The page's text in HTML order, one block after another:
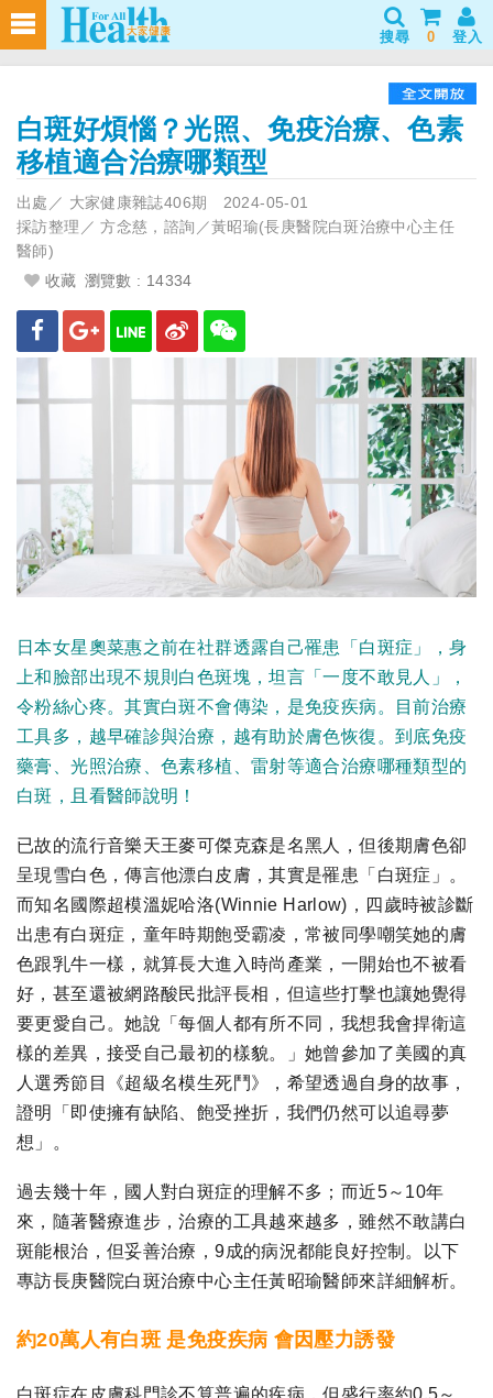
搜尋 0 登入
白斑好煩惱？光照、免疫治療、色素
移植適合治療哪類型
出處／ 大家健康雜誌406期 2024-05-01
採訪整理／ 方念慈，諮詢／黃昭瑜(長庚醫院白斑治療中心主任
醫師)
收藏 瀏覽數 : 14334
日本女星奧菜惠之前在社群透露自己罹患「白斑症」，身
上和臉部出現不規則白色斑塊，坦言「一度不敢見人」，
令粉絲心疼。其實白斑不會傳染，是免疫疾病。目前治療
工具多，越早確診與治療，越有助於膚色恢復。到底免疫
藥膏、光照治療、色素移植、雷射等適合治療哪種類型的
白斑，且看醫師說明！
已故的流行音樂天王麥可傑克森是名黑人，但後期膚色卻
呈現雪白色，傳言他漂白皮膚，其實是罹患「白斑症」。
而知名國際超模溫妮哈洛(Winnie Harlow)，四歲時被診斷
出患有白斑症，童年時期飽受霸凌，常被同學嘲笑她的膚
色跟乳牛一樣，就算長大進入時尚產業，一開始也不被看
好，甚至還被網路酸民批評長相，但這些打擊也讓她覺得
要更愛自己。她說「每個人都有所不同，我想我會捍衛這
樣的差異，接受自己最初的樣貌。」她曾參加了美國的真
人選秀節目《超級名模生死鬥》，希望透過自身的故事，
證明「即使擁有缺陷、飽受挫折，我們仍然可以追尋夢
想」。
過去幾十年，國人對白斑症的理解不多；而近5～10年
來，隨著醫療進步，治療的工具越來越多，雖然不敢講白
斑能根治，但妥善治療，9成的病況都能良好控制。以下
專訪長庚醫院白斑治療中心主任黃昭瑜醫師來詳細解析。
約20萬人有白斑 是免疫疾病 會因壓力誘發
白斑症在皮膚科門診不算普遍的疾病，但盛行率約0.5～